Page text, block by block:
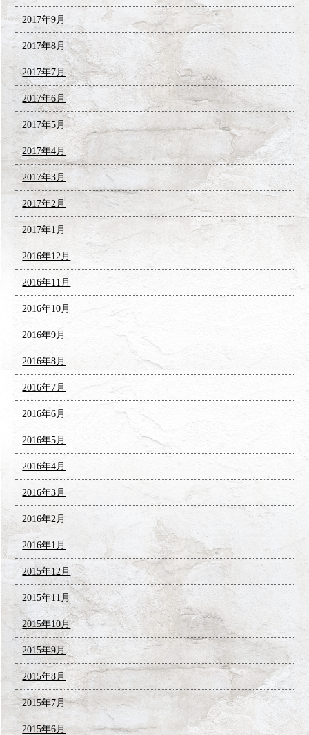
2017年9月
2017年8月
2017年7月
2017年6月
2017年5月
2017年4月
2017年3月
2017年2月
2017年1月
2016年12月
2016年11月
2016年10月
2016年9月
2016年8月
2016年7月
2016年6月
2016年5月
2016年4月
2016年3月
2016年2月
2016年1月
2015年12月
2015年11月
2015年10月
2015年9月
2015年8月
2015年7月
2015年6月